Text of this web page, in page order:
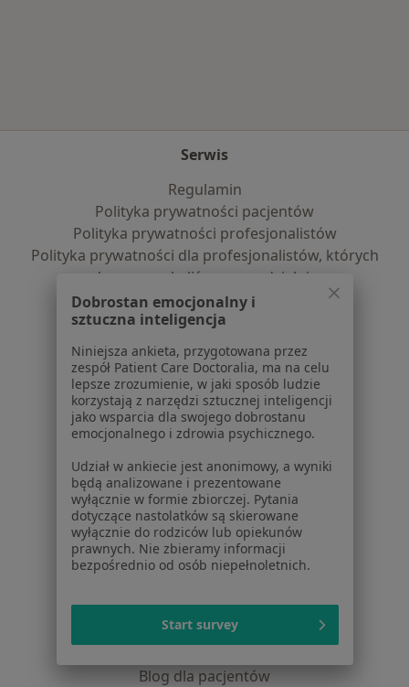
Serwis
Regulamin
Polityka prywatności pacjentów
Polityka prywatności profesjonalistów
Polityka prywatności dla profesjonalistów, których
dane pozyskaliśmy samodzielnie
Polityka cookies
Jak działają wyniki wyszukiwania
Dostępność
O nas
Praca Rekrutujemy!
Partnerzy
Centrum prasowe
Dla pacjentów
Lekarze
Placówki medyczne
Pytania i odpowiedzi
Choroby
Pomoc
Blog dla pacjentów
Dobrostan emocjonalny i
sztuczna inteligencja
Niniejsza ankieta, przygotowana przez
zespół Patient Care Doctoralia, ma na celu
lepsze zrozumienie, w jaki sposób ludzie
korzystają z narzędzi sztucznej inteligencji
jako wsparcia dla swojego dobrostanu
emocjonalnego i zdrowia psychicznego.
Udział w ankiecie jest anonimowy, a wyniki
będą analizowane i prezentowane
wyłącznie w formie zbiorczej. Pytania
dotyczące nastolatków są skierowane
wyłącznie do rodziców lub opiekunów
prawnych. Nie zbieramy informacji
bezpośrednio od osób niepełnoletnich.
Start survey